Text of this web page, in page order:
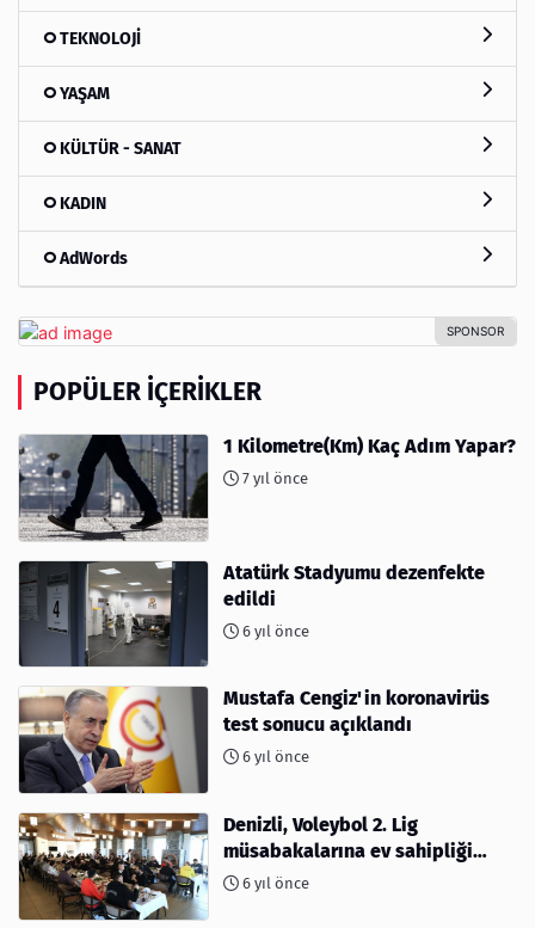
TEKNOLOJİ
YAŞAM
KÜLTÜR - SANAT
KADIN
AdWords
POPÜLER İÇERIKLER
1 Kilometre(Km) Kaç Adım Yapar?
7 yıl önce
Atatürk Stadyumu dezenfekte
edildi
6 yıl önce
Mustafa Cengiz'in koronavirüs
test sonucu açıklandı
6 yıl önce
Denizli, Voleybol 2. Lig
müsabakalarına ev sahipliği
yapıyor
6 yıl önce